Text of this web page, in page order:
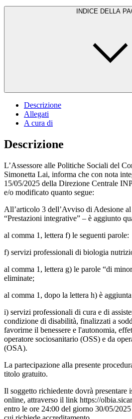
INDICE DELLA
Descrizione
Allegati
A cura di
Descrizione
L’Assessore alle Politiche Sociali del
Simonetta Lai, informa che con nota
15/05/2025 della Direzione Centrale
e/o modificato quanto segue:
All’articolo 3 dell’Avviso di Adesione
“Prestazioni integrative” – è aggiunto
al comma 1, lettera f) le seguenti parole:
f) servizi professionali di biologia
al comma 1, lettera g) le parole “di
eliminate;
al comma 1, dopo la lettera h) è
i) servizi professionali di cura e di
condizione di disabilità, finalizzati a
favorirne il benessere e l'autonomia,
operatore sociosanitario (OSS) e da
(OSA).
La partecipazione alla presente
titolo gratuito.
Il soggetto richiedente dovrà presentare
online, attraverso il link https://
entro le ore 24:00 del giorno 30/05/